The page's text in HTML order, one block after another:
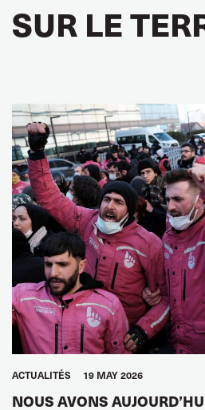
SUR LE
ACTUALITÉS 19 MAY 2026
NOUS AVONS